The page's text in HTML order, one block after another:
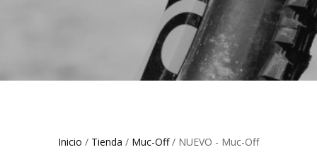
Inicio / Tienda / Muc-Off/ NUEVO - Muc-Off